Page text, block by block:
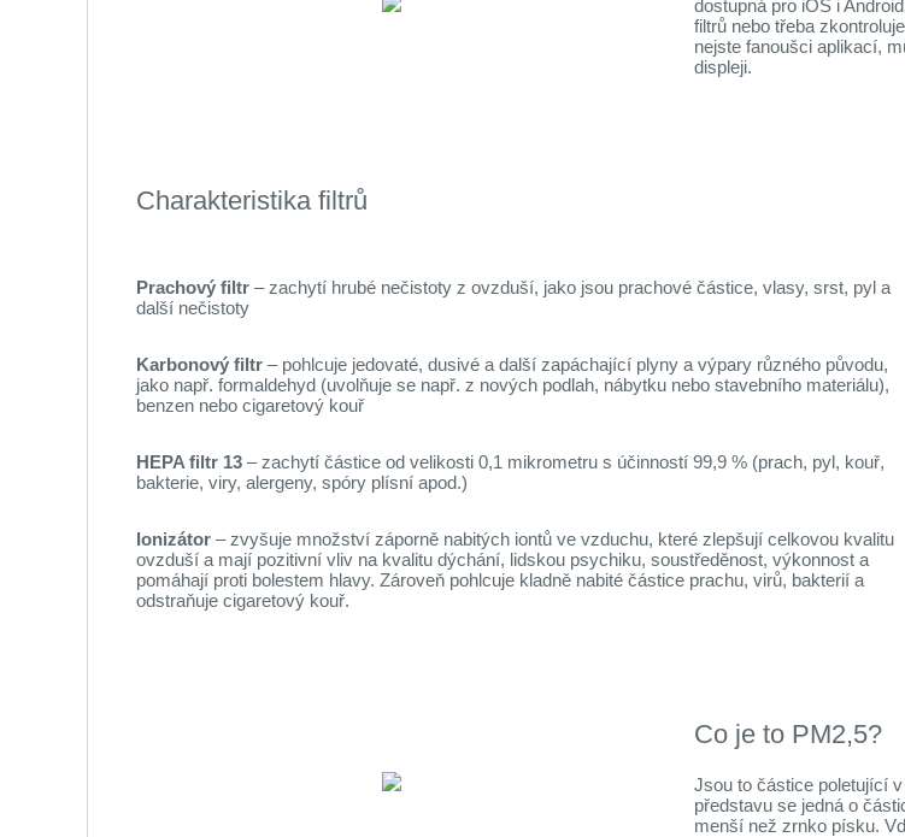
dostupná pro iOS i
filtrů nebo třeba
nejste fanoušci aplikací,
displeji.
Charakteristika filtrů
Prachový filtr – zachytí hrubé nečistoty z ovzduší, jako jsou prachové částice, vlasy, srst, pyl a
další nečistoty
Karbonový filtr – pohlcuje jedovaté, dusivé a další zapáchající plyny a výpary různého původu,
jako např. formaldehyd (uvolňuje se např. z nových podlah, nábytku nebo stavebního materiálu),
benzen nebo cigaretový kouř
HEPA filtr 13 – zachytí částice od velikosti 0,1 mikrometru s účinností 99,9 % (prach, pyl, kouř,
bakterie, viry, alergeny, spóry plísní apod.)
Ionizátor – zvyšuje množství záporně nabitých iontů ve vzduchu, které zlepšují celkovou kvalitu
ovzduší a mají pozitivní vliv na kvalitu dýchání, lidskou psychiku, soustředěnost, výkonnost a
pomáhají proti bolestem hlavy. Zároveň pohlcuje kladně nabité částice prachu, virů, bakterií a
odstraňuje cigaretový kouř.
Co je to PM2,5?
Jsou to částice poletující
představu se jedná o
menší než zrnko písku.